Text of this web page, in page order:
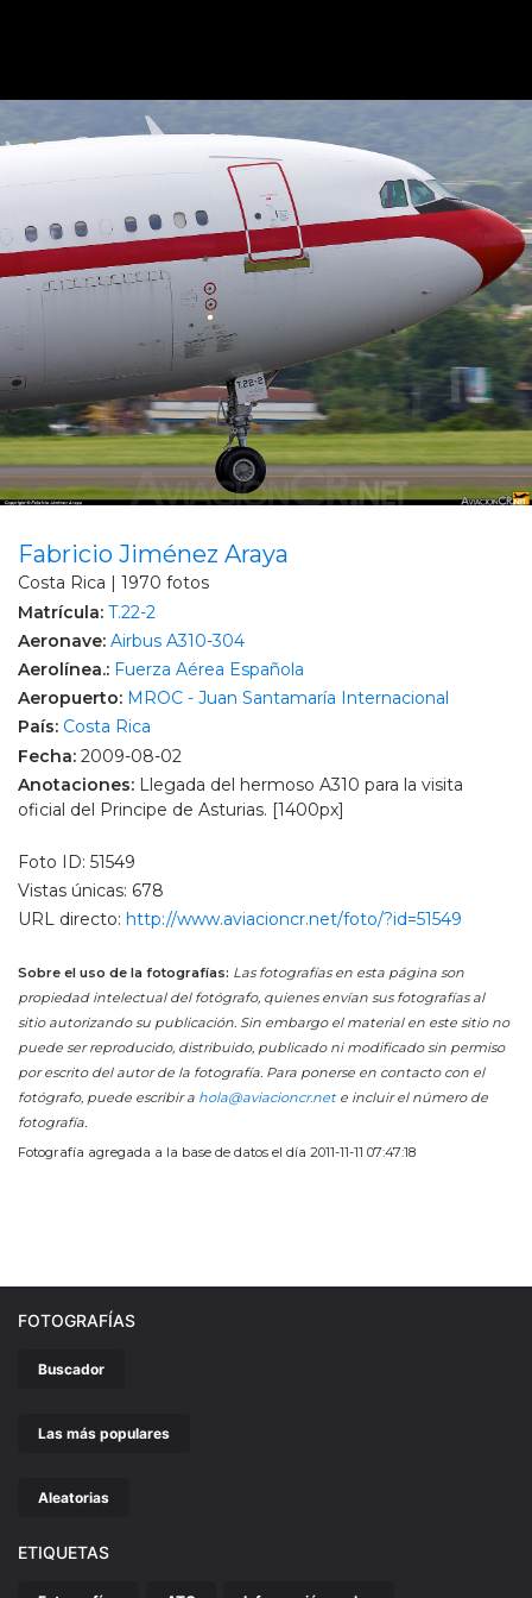
Fabricio Jiménez Araya
Costa Rica | 1970 fotos
Matrícula: T.22-2
Aeronave: Airbus A310-304
Aerolínea.: Fuerza Aérea Española
Aeropuerto: MROC - Juan Santamaría Internacional
País: Costa Rica
Fecha: 2009-08-02
Anotaciones: Llegada del hermoso A310 para la visita
oficial del Principe de Asturias. [1400px]
Foto ID: 51549
Vistas únicas: 678
URL directo: http://www.aviacioncr.net/foto/?id=51549
Sobre el uso de la fotografías: Las fotografías en esta página son
propiedad intelectual del fotógrafo, quienes envían sus fotografías al
sitio autorizando su publicación. Sin embargo el material en este sitio no
puede ser reproducido, distribuido, publicado ni modificado sin permiso
por escrito del autor de la fotografía. Para ponerse en contacto con el
fotógrafo, puede escribir a hola@aviacioncr.nete incluir el número de
fotografía.
Fotografía agregada a la base de datos el día 2011-11-11 07:47:18
FOTOGRAFÍAS
Buscador
Las más populares
Aleatorias
ETIQUETAS